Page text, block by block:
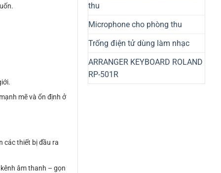
thu
Microphone cho phòng thu
Trống điện tử dùng làm nhạc
ARRANGER KEYBOARD ROLAND
RP-501R
mẽ và ổn định ở
các thiết bị đầu ra
âm thanh – gọn